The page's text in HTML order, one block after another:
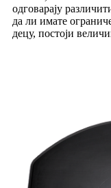
одговарају
да ли имате
децу, постоји